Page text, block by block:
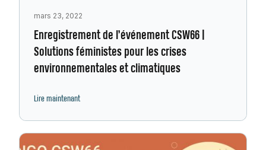
mars 23, 2022
Enregistrement de l’événement CSW66 |
Solutions féministes pour les crises
environnementales et climatiques
Lire maintenant